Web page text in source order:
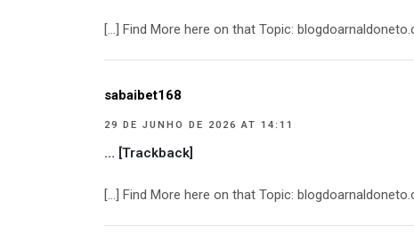
[…] Find More here on that Topic:
sabaibet168
29 DE JUNHO DE 2026 AT 14:11
… [Trackback]
[…] Find More here on that Topic: